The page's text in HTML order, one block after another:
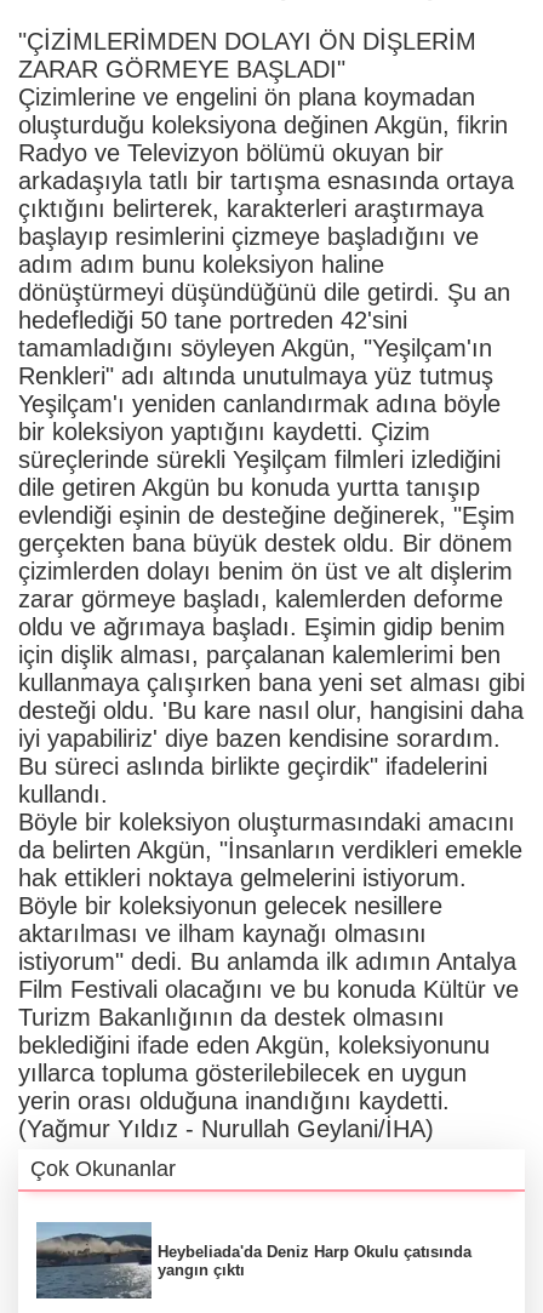
"ÇİZİMLERİMDEN DOLAYI ÖN DİŞLERİM
ZARAR GÖRMEYE BAŞLADI"
Çizimlerine ve engelini ön plana koymadan
oluşturduğu koleksiyona değinen Akgün, fikrin
Radyo ve Televizyon bölümü okuyan bir
arkadaşıyla tatlı bir tartışma esnasında ortaya
çıktığını belirterek, karakterleri araştırmaya
başlayıp resimlerini çizmeye başladığını ve
adım adım bunu koleksiyon haline
dönüştürmeyi düşündüğünü dile getirdi. Şu an
hedeflediği 50 tane portreden 42'sini
tamamladığını söyleyen Akgün, "Yeşilçam'ın
Renkleri" adı altında unutulmaya yüz tutmuş
Yeşilçam'ı yeniden canlandırmak adına böyle
bir koleksiyon yaptığını kaydetti. Çizim
süreçlerinde sürekli Yeşilçam filmleri izlediğini
dile getiren Akgün bu konuda yurtta tanışıp
evlendiği eşinin de desteğine değinerek, "Eşim
gerçekten bana büyük destek oldu. Bir dönem
çizimlerden dolayı benim ön üst ve alt dişlerim
zarar görmeye başladı, kalemlerden deforme
oldu ve ağrımaya başladı. Eşimin gidip benim
için dişlik alması, parçalanan kalemlerimi ben
kullanmaya çalışırken bana yeni set alması gibi
desteği oldu. 'Bu kare nasıl olur, hangisini daha
iyi yapabiliriz' diye bazen kendisine sorardım.
Bu süreci aslında birlikte geçirdik" ifadelerini
kullandı.
Böyle bir koleksiyon oluşturmasındaki amacını
da belirten Akgün, "İnsanların verdikleri emekle
hak ettikleri noktaya gelmelerini istiyorum.
Böyle bir koleksiyonun gelecek nesillere
aktarılması ve ilham kaynağı olmasını
istiyorum" dedi. Bu anlamda ilk adımın Antalya
Film Festivali olacağını ve bu konuda Kültür ve
Turizm Bakanlığının da destek olmasını
beklediğini ifade eden Akgün, koleksiyonunu
yıllarca topluma gösterilebilecek en uygun
yerin orası olduğuna inandığını kaydetti.
(Yağmur Yıldız - Nurullah Geylani/İHA)
Çok Okunanlar
Heybeliada'da Deniz Harp Okulu çatısında
yangın çıktı